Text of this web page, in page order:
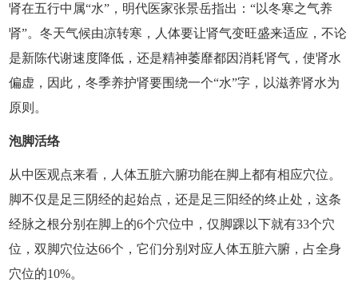
肾在五行中属“水”，明代医家张景岳指出：“以冬寒之气养
肾”。冬天气候由凉转寒，人体要让肾气变旺盛来适应，不论
是新陈代谢速度降低，还是精神萎靡都因消耗肾气，使肾水
偏虚，因此，冬季养护肾要围绕一个“水”字，以滋养肾水为
原则。
泡脚活络
从中医观点来看，人体五脏六腑功能在脚上都有相应穴位。
脚不仅是足三阴经的起始点，还是足三阳经的终止处，这条
经脉之根分别在脚上的6个穴位中，仅脚踝以下就有33个穴
位，双脚穴位达66个，它们分别对应人体五脏六腑，占全身
穴位的10%。